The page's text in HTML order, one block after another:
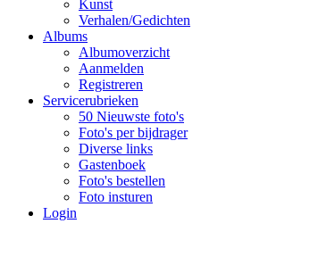
Kunst
Verhalen/Gedichten
Albums
Albumoverzicht
Aanmelden
Registreren
Servicerubrieken
50 Nieuwste foto's
Foto's per bijdrager
Diverse links
Gastenboek
Foto's bestellen
Foto insturen
Login